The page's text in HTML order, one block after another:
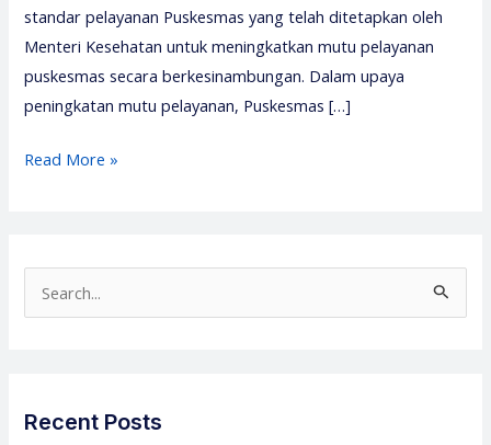
standar pelayanan Puskesmas yang telah ditetapkan oleh
Menteri Kesehatan untuk meningkatkan mutu pelayanan
puskesmas secara berkesinambungan. Dalam upaya
peningkatan mutu pelayanan, Puskesmas […]
Pelatihan
–
Akreditasi
Diklat
Read More »
e
Recent Posts